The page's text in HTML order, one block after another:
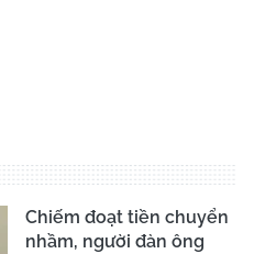
Chiếm đoạt tiền chuyển
nhầm, người đàn ông